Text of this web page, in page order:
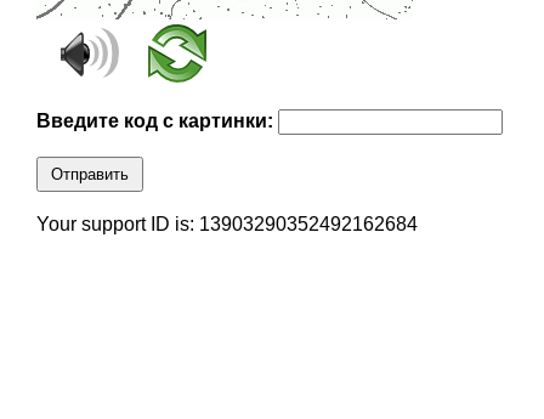
Введите код с картинки:
Отправить
Your support ID is: 13903290352492162684